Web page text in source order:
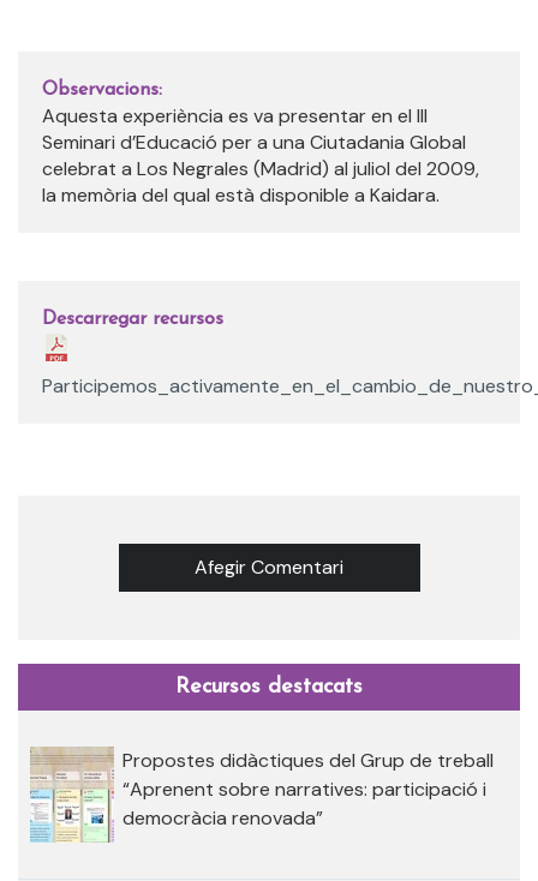
Observacions:
Aquesta experiència es va presentar en el III
Seminari d’Educació per a una Ciutadania Global
celebrat a Los Negrales (Madrid) al juliol del 2009,
la memòria del qual està disponible a Kaidara.
Descarregar recursos
Afegir Comentari
Recursos destacats
Propostes didàctiques del Grup de treball
“Aprenent sobre narratives: participació i
democràcia renovada”